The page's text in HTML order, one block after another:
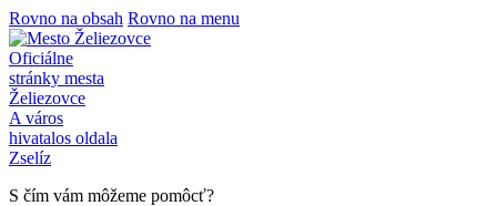
Rovno na obsah Rovno na menu
Oficiálne
stránky mesta
Želiezovce
A város
hivatalos oldala
Zselíz
S čím vám môžeme pomôcť?